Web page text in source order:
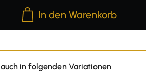
Anzahl: Gib den
In den Warenkorb
in folgenden Variationen